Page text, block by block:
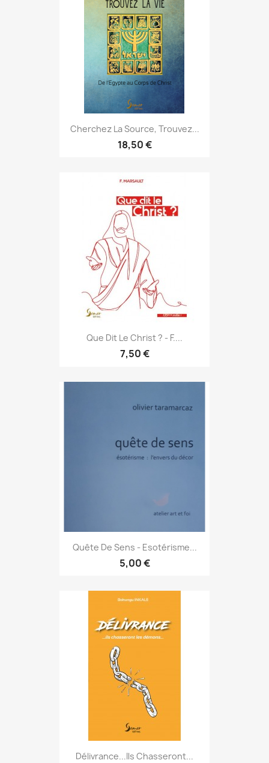
Cherchez La Source, Trouvez...
18,50 €
Que Dit Le Christ ? - F....
7,50 €
Quête De Sens - Esotérisme...
5,00 €
Délivrance...ils Chasseront...